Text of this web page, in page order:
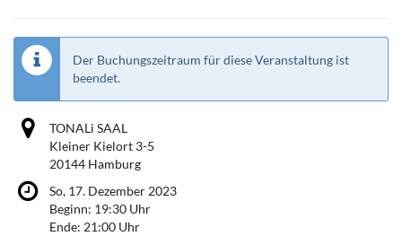
Der Buchungszeitraum für diese Veranstaltung ist
beendet.
TONALi SAAL
Kleiner Kielort 3-5
20144 Hamburg
So, 17. Dezember 2023
Beginn: 19:30 Uhr
Ende: 21:00 Uhr